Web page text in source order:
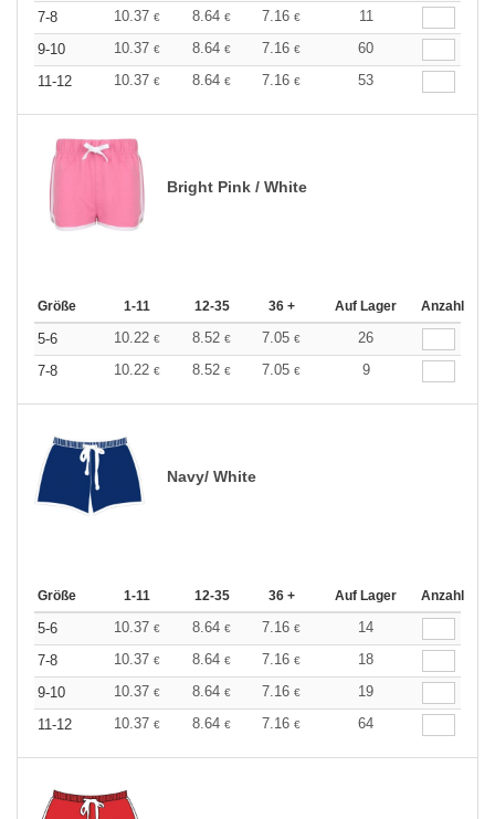
7-8
10.37 € 8.64 € 7.16 €
11
9-10
10.37 € 8.64 € 7.16 €
60
11-12
10.37 € 8.64 € 7.16 € 53
Bright Pink / White
Größe 1-11 12-35 36 + Auf Lager Anzahl
5-6 10.22 € 8.52 € 7.05 €
26
7-8
10.22 € 8.52 € 7.05 € 9
Navy/ White
Größe 1-11 12-35 36 + Auf Lager Anzahl
5-6 10.37 € 8.64 € 7.16 €
14
7-8
10.37 € 8.64 € 7.16 €
18
9-10
10.37 € 8.64 € 7.16 €
19
11-12
10.37 € 8.64 € 7.16 € 64